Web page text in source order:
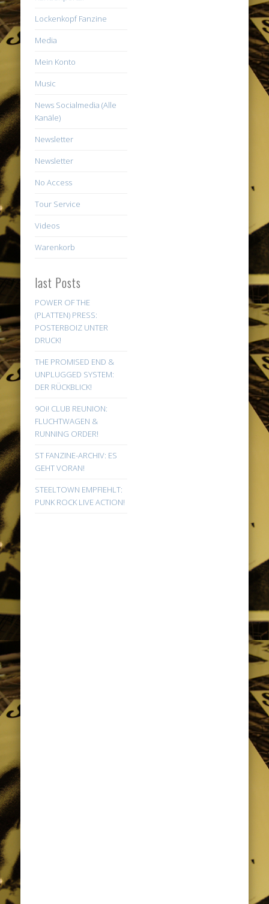
Lockenkopf Fanzine
Media
Mein Konto
Music
News Socialmedia (Alle
Kanäle)
Newsletter
Newsletter
No Access
Tour Service
Videos
Warenkorb
last Posts
POWER OF THE
(PLATTEN) PRESS:
POSTERBOIZ UNTER
DRUCK!
THE PROMISED END &
UNPLUGGED SYSTEM:
DER RÜCKBLICK!
9Oi! CLUB REUNION:
FLUCHTWAGEN &
RUNNING ORDER!
ST FANZINE-ARCHIV: ES
GEHT VORAN!
STEELTOWN EMPFIEHLT:
PUNK ROCK LIVE ACTION!